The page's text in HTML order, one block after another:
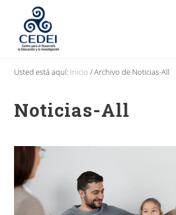
contenido
principal
página
para
Educación
Investigación
Usted está aquí: Inicio /Archivo de Noticias-All
Noticias-All